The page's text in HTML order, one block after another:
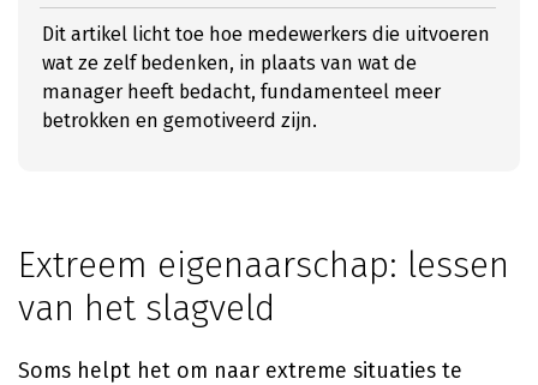
Dit artikel licht toe hoe medewerkers die uitvoeren
wat ze zelf bedenken, in plaats van wat de
manager heeft bedacht, fundamenteel meer
betrokken en gemotiveerd zijn.
Extreem eigenaarschap: lessen
van het slagveld
Soms helpt het om naar extreme situaties te